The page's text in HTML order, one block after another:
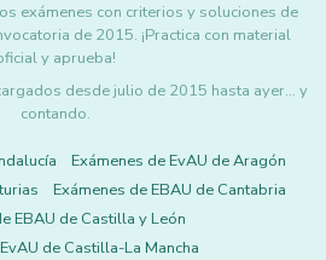
exámenes con criterios y soluciones de
de 2015. ¡Practica con material
y aprueba!
desde julio de 2015 hasta ayer... y
contando.
Exámenes de EvAU de Aragón
Exámenes de EBAU de Cantabria
EBAU de Castilla y León
de Castilla-La Mancha